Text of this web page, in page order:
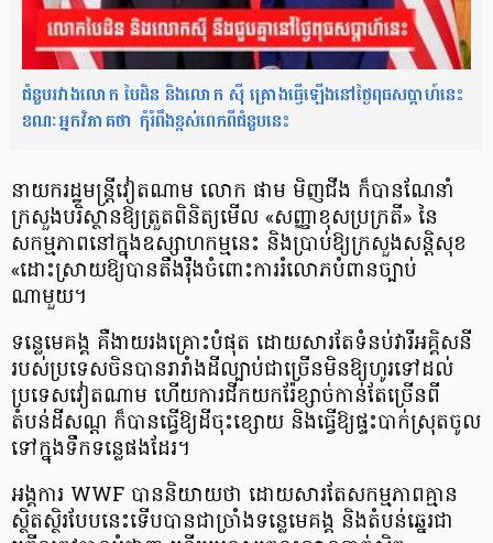
ជំនួបរវាងលោក បៃដិន និងលោក ស៊ី គ្រោងធ្វើឡើងនៅថ្ងៃពុធសប្តាហ៍នេះ
ខណៈអ្នកវិភាគថា កុំរំពឹងខ្ពស់ពេកពីជំនួបនេះ
នាយករដ្ឋមន្ត្រីវៀតណាម លោក ផាម មិញជីង ក៏បានណែនាំ
ក្រសួងបរិស្ថានឱ្យត្រួតពិនិត្យមើល «សញ្ញាខុសប្រក្រតី» នៃ
សកម្មភាពនៅក្នុងឧស្សាហកម្មនេះ និងប្រាប់ឱ្យក្រសួងសន្តិសុខ
«ដោះស្រាយឱ្យបានតឹងរ៉ឹងចំពោះការរំលោភបំពានច្បាប់
ណាមួយ។
ទន្លេមេគង្គ គឺងាយរងគ្រោះបំផុត ដោយសារតែទំនប់វារីអគ្គិសនី
របស់ប្រទេសចិនបានរារាំងដីល្បាប់ជាច្រើនមិនឱ្យហូរទៅដល់
ប្រទេសវៀតណាម ហើយការជីកយករ៉ែខ្សាច់កាន់តែច្រើនពី
តំបន់ដីសណ្ត ក៏បានធ្វើឱ្យដីចុះខ្សោយ និងធ្វើឱ្យផ្ទះបាក់ស្រុតចូល
ទៅក្នុងទឹកទន្លេផងដែរ។
អង្គការ WWF បាននិយាយថា ដោយសារតែសកម្មភាពគ្មាន
ស្ថិតស្ថិរបែបនេះទើបបានជាច្រាំងទន្លេមេគង្គ និងតំបន់ឆ្នេរជា